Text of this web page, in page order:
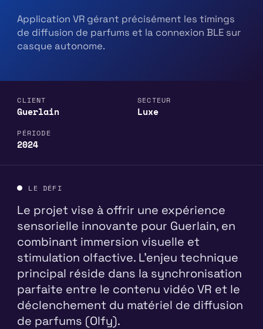
Application VR gérant précisément les timings
de diffusion de parfums et la connexion BLE sur
casque autonome.
CLIENT
Guerlain
SECTEUR
Luxe
PÉRIODE
2024
LE DÉFI
Le projet vise à offrir une expérience
sensorielle innovante pour Guerlain, en
combinant immersion visuelle et
stimulation olfactive. L'enjeu technique
principal réside dans la synchronisation
parfaite entre le contenu vidéo VR et le
déclenchement du matériel de diffusion
de parfums (Olfy).